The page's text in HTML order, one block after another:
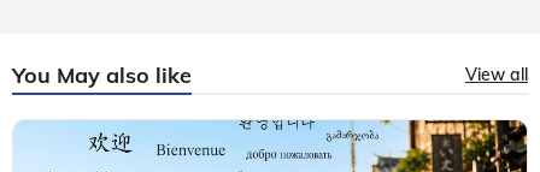
You May also like View all